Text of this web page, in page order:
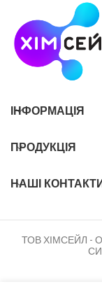
ІНФОРМАЦІЯ
ПРОДУКЦІЯ
НАШІ
ТОВ ХІМСЕЙЛ -